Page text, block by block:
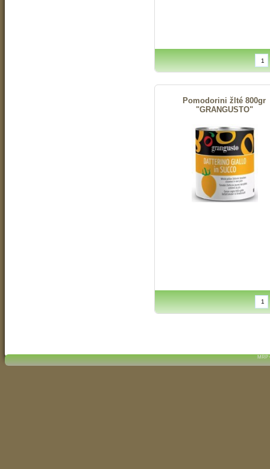
Pomodorini žlté 800gr
"GRANGUSTO"
MRP